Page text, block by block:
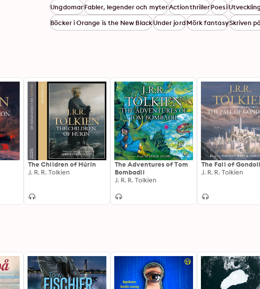
UngdomarFabler, legender och myterActionthrillerPoesi
Böcker i Orange is the New BlackUnder jordMörk fantasySkriven
The Children of Húrin
J. R. R. Tolkien
The Adventures of Tom
Bombadil
J. R. R. Tolkien
The Fall of
J. R. R. Tolkien